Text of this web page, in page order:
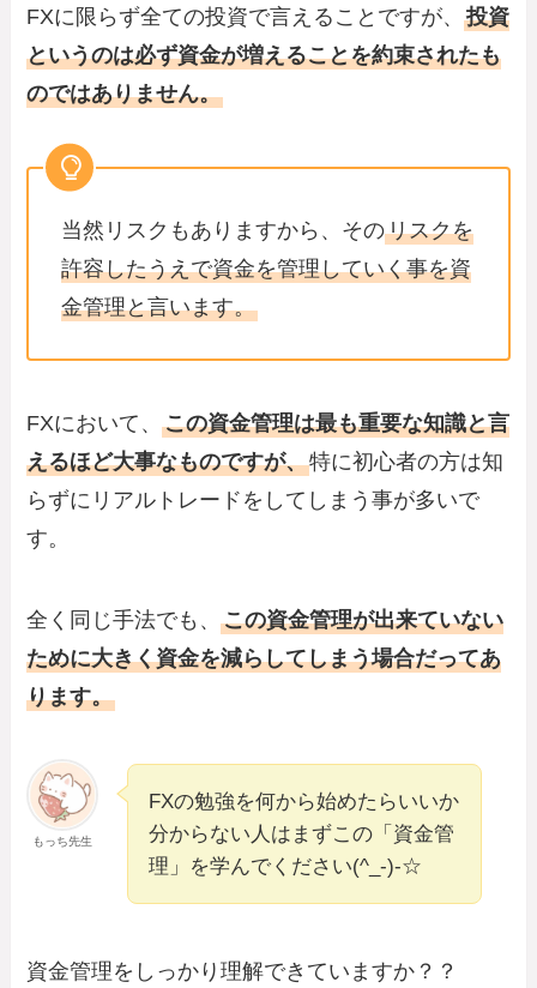
FXに限らず全ての投資で言えることですが、投資
というのは必ず資金が増えることを約束されたも
のではありません。
当然リスクもありますから、そのリスクを
許容したうえで資金を管理していく事を資
金管理と言います。
FXにおいて、この資金管理は最も重要な知識と言
えるほど大事なものですが、特に初心者の方は知
らずにリアルトレードをしてしまう事が多いで
す。
全く同じ手法でも、この資金管理が出来ていない
ために大きく資金を減らしてしまう場合だってあ
ります。
もっち先生
FXの勉強を何から始めたらいいか
分からない人はまずこの「資金管
理」を学んでください(^_-)-☆
資金管理をしっかり理解できていますか？？